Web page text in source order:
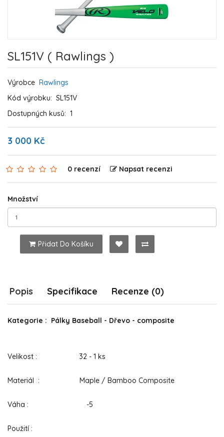
SL151V ( Rawlings )
Výrobce Rawlings
Kód výrobku: SL151V
Dostupných kusů: 1
3 000 Kč
0 recenzí Napsat recenzi
Množství
Přidat Do Košíku
Popis Specifikace Recenze (0)
Kategorie : Pálky Baseball - Dřevo - composite
Velikost : 32 - 1 ks
Materiál : Maple / Bamboo Composite
Váha : -5
Použití :